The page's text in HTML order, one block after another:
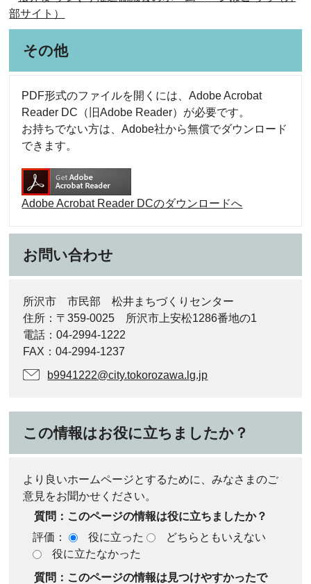
部サイト）
その他
PDF形式のファイルを開くには、Adobe Acrobat
Reader DC（旧Adobe Reader）が必要です。
お持ちでない方は、Adobe社から無償でダウンロード
できます。
Adobe Acrobat Reader DCのダウンロードへ
お問い合わせ
所沢市 市民部 松井まちづくりセンター
住所：〒359-0025 所沢市上安松1286番地の1
電話：04-2994-1222
FAX：04-2994-1237
b9941222@city.tokorozawa.lg.jp
この情報はお役に立ちましたか？
より良いホームページとするために、みなさまのご
意見をお聞かせください。
質問：このページの情報は役に立ちましたか？
評価：
役に立った
どちらともいえない
役に立たなかった
質問：このページの情報は見つけやすかったで